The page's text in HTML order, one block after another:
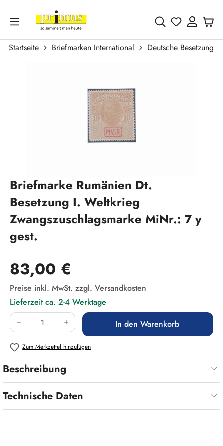
Zum Hauptinhalt springen
Du hast 0
Startseite Briefmarken International
Deutsche
Briefmarke Rumänien Dt.
Besetzung I. Weltkrieg
Zwangszuschlagsmarke MiNr.: 7 y
gest.
Regulärer Preis:
83,00 €
Preise inkl. MwSt. zzgl. Versandkosten
Lieferzeit ca. 2-4 Werktage
Produkt Anzahl: Gib den gewünschten Wert
In den Warenkorb
Zum Merkzettel hinzufügen
Beschreibung
Technische Daten